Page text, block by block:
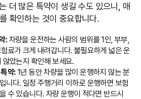
더 많은 특약이 생길 수도 있으니, 매
확인하는 것이 중요합니다.
:차량을 운전하는 사람의 범위를 1인, 부부,
료가 크게 내려갑니다. 불필요하게 넓은 운
았는지 확인해 보세요.
약:1년 동안 차량을 많이 운행하지 않는 분
니다. 일정 주행거리 이하로 운행하면 보험
수 있습니다. 차량 운행이 적다면 반드시